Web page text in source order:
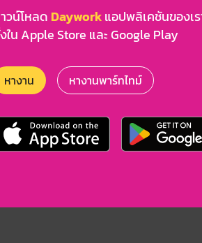
วน์โหลด Dayworkแอปพลิเคชันของเ
ใน Apple Store และ Google Play
หางาน หางานพาร์ทไทม์